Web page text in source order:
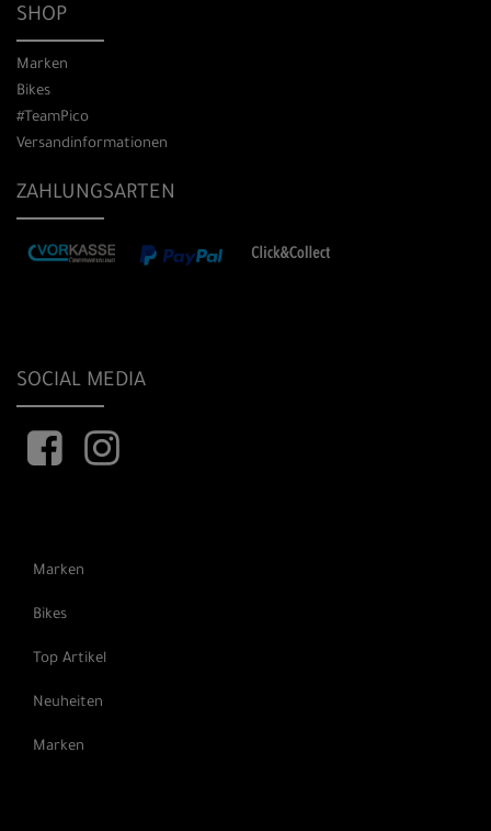
SHOP
Marken
Bikes
#TeamPico
Versandinformationen
ZAHLUNGSARTEN
SOCIAL MEDIA
Marken
Bikes
Top Artikel
Neuheiten
Marken